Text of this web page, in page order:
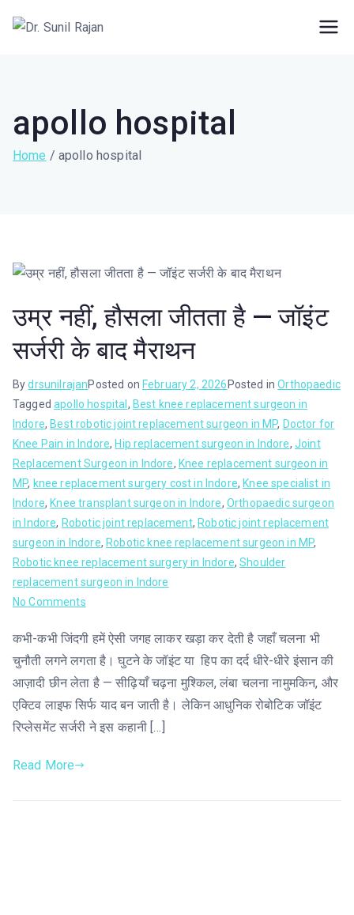
apollo hospital
Home apollo hospital
उम्र नहीं, हौसला जीतता है — जॉइंट
सर्जरी के बाद मैराथन
BydrsunilrajanPosted onFebruary 2, 2026Posted inOrthopaedic
Taggedapollo hospital, Best knee replacement surgeon in
Indore,Best robotic joint replacement surgeon in MP, Doctor for
Knee Pain in Indore,Hip replacement surgeon in Indore, Joint
Replacement Surgeon in Indore, Knee replacement surgeon in
MP, knee replacement surgery cost in Indore,Knee specialist in
Indore,Knee transplant surgeon in Indore, Orthopaedic surgeon
in Indore, Robotic joint replacement,Robotic joint replacement
surgeon in Indore,Robotic knee replacement surgeon in MP,
Robotic knee replacement surgery in Indore,Shoulder
replacement surgeon in Indore
No Comments
कभी-कभी जिंदगी हमें ऐसी जगह लाकर खड़ा कर देती है जहाँ चलना भी
चुनौती लगने लगता है। घुटने के जॉइंट या हिप का दर्द धीरे-धीरे इंसान की
आज़ादी छीन लेता है — सीढ़ियाँ चढ़ना मुश्किल, लंबा चलना नामुमकिन, और
एक्टिव लाइफ सिर्फ याद बन जाती है। लेकिन आधुनिक रोबोटिक जॉइंट
रिप्लेसमेंट सर्जरी ने इस कहानी […]
Read More